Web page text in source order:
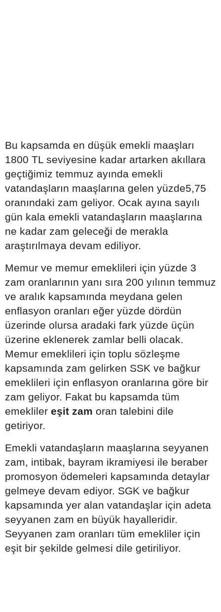
Bu kapsamda en düşük emekli maaşları
1800 TL seviyesine kadar artarken akıllara
geçtiğimiz temmuz ayında emekli
vatandaşların maaşlarına gelen yüzde5,75
oranındaki zam geliyor. Ocak ayına sayılı
gün kala emekli vatandaşların maaşlarına
ne kadar zam geleceği de merakla
araştırılmaya devam ediliyor.
Memur ve memur emeklileri için yüzde 3
zam oranlarının yanı sıra 200 yılının temmuz
ve aralık kapsamında meydana gelen
enflasyon oranları eğer yüzde dördün
üzerinde olursa aradaki fark yüzde üçün
üzerine eklenerek zamlar belli olacak.
Memur emeklileri için toplu sözleşme
kapsamında zam gelirken SSK ve bağkur
emeklileri için enflasyon oranlarına göre bir
zam geliyor. Fakat bu kapsamda tüm
emekliler eşit zam oran talebini dile
getiriyor.
Emekli vatandaşların maaşlarına seyyanen
zam, intibak, bayram ikramiyesi ile beraber
promosyon ödemeleri kapsamında detaylar
gelmeye devam ediyor. SGK ve bağkur
kapsamında yer alan vatandaşlar için adeta
seyyanen zam en büyük hayalleridir.
Seyyanen zam oranları tüm emekliler için
eşit bir şekilde gelmesi dile getiriliyor.